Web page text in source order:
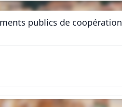
publics de coopération